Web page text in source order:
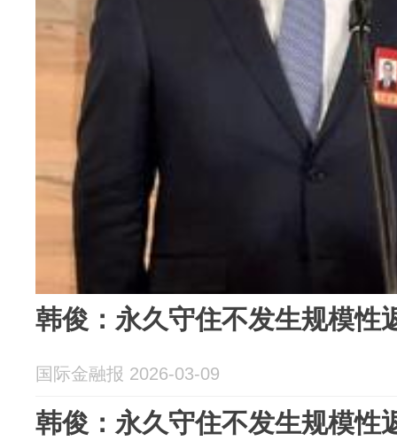
韩俊：永久守住不发生规模性
国际金融报 2026-03-09
韩俊：永久守住不发生规模性